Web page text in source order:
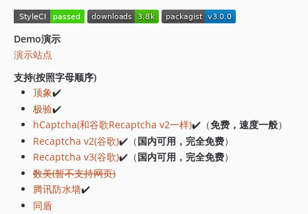
1.0.2
1.0.1
1.0.0
Demo演示
演示站点
支持(按照字母顺序)
顶象✔️
极验✔️
hCaptcha(和谷歌Recaptcha v2一样)✔️（免费，速度一般）
Recaptcha v2(谷歌)✔️（国内可用，完全免费）
Recaptcha v3(谷歌)✔️（国内可用，完全免费）
数美(暂不支持网页)
腾讯防水墙✔️
同盾